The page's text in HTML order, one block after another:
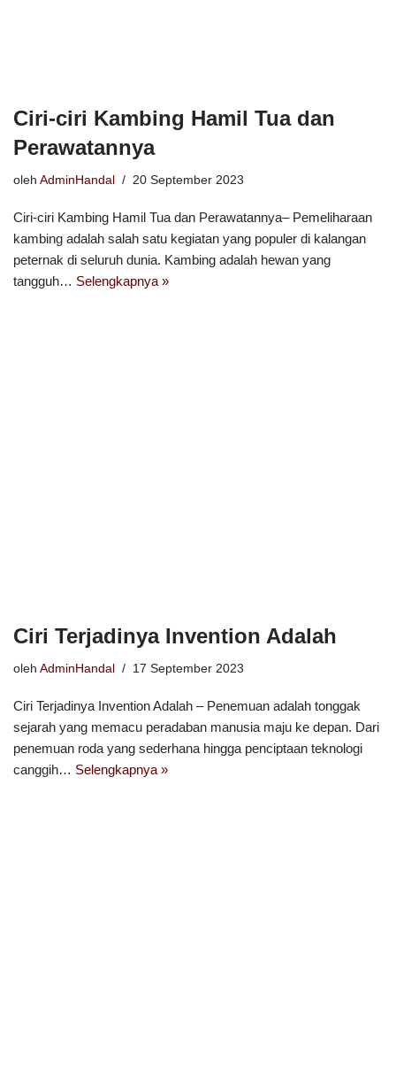
Ciri-ciri Kambing Hamil Tua dan
Perawatannya
oleh AdminHandal 20 September 2023
Ciri-ciri Kambing Hamil Tua dan Perawatannya– Pemeliharaan
kambing adalah salah satu kegiatan yang populer di kalangan
peternak di seluruh dunia. Kambing adalah hewan yang
tangguh… Selengkapnya »
Ciri Terjadinya Invention Adalah
oleh AdminHandal 17 September 2023
Ciri Terjadinya Invention Adalah – Penemuan adalah tonggak
sejarah yang memacu peradaban manusia maju ke depan. Dari
penemuan roda yang sederhana hingga penciptaan teknologi
canggih… Selengkapnya »